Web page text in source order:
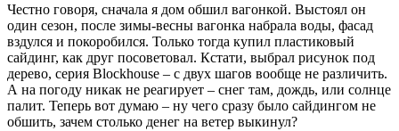
Честно говоря, сначала я дом обшил вагонкой. Выстоял он
один сезон, после зимы-весны вагонка набрала воды, фасад
вздулся и покоробился. Только тогда купил пластиковый
сайдинг, как друг посоветовал. Кстати, выбрал рисунок под
дерево, серия Blockhouse – с двух шагов вообще не различить.
А на погоду никак не реагирует – снег там, дождь, или солнце
палит. Теперь вот думаю – ну чего сразу было сайдингом не
обшить, зачем столько денег на ветер выкинул?